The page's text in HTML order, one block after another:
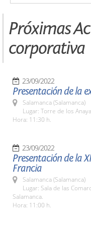
Próximas
corporativa
23/09/2022
Presentación de la
Salamanca (Salamanca)
Lugar: Torre de los Anaya
Hora: 11:30 h.
23/09/2022
Presentación de la
Francia
Salamanca (Salamanca)
Lugar: Sala de las
Salamanca.
Hora: 11:00 h.